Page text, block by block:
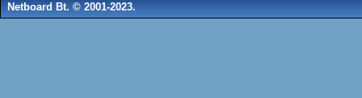
Netboard Bt. © 2001-2023.